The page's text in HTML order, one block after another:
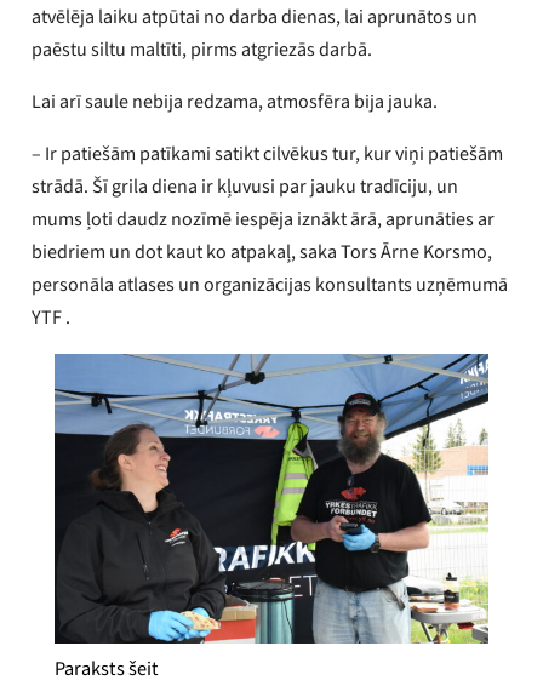
atvēlēja laiku atpūtai no darba dienas, lai aprunātos un
paēstu siltu maltīti, pirms atgriezās darbā.
Lai arī saule nebija redzama, atmosfēra bija jauka.
– Ir patiešām patīkami satikt cilvēkus tur, kur viņi patiešām
strādā. Šī grila diena ir kļuvusi par jauku tradīciju, un
mums ļoti daudz nozīmē iespēja iznākt ārā, aprunāties ar
biedriem un dot kaut ko atpakaļ, saka Tors Ārne Korsmo,
personāla atlases un organizācijas konsultants uzņēmumā
YTF .
Paraksts šeit